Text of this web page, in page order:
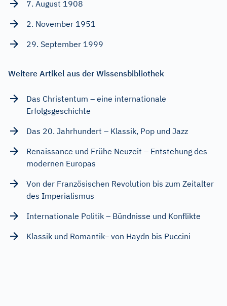
7. August 1908
2. November 1951
29. September 1999
Weitere Artikel aus der Wissensbibliothek
Das Christentum – eine internationale
Erfolgsgeschichte
Das 20. Jahrhundert – Klassik, Pop und Jazz
Renaissance und Frühe Neuzeit – Entstehung des
modernen Europas
Von der Französischen Revolution bis zum Zeitalter
des Imperialismus
Internationale Politik – Bündnisse und Konflikte
Klassik und Romantik– von Haydn bis Puccini